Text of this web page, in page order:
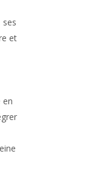
ses
et
en